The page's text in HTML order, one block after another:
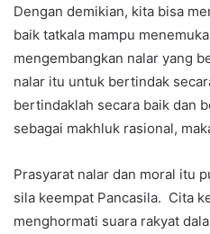
Dengan demikian, kita bisa
baik tatkala mampu
mengembangkan nalar yang
nalar itu untuk bertindak
bertindaklah secara baik dan
sebagai makhluk rasional,
Prasyarat nalar dan moral itu
sila keempat Pancasila. Cita
menghormati suara rakyat